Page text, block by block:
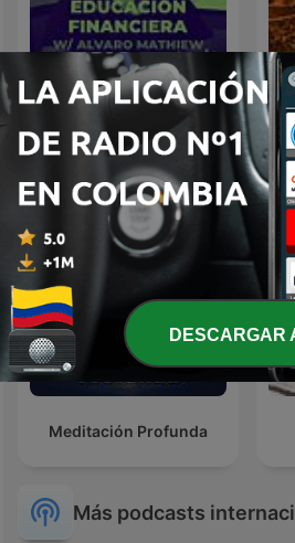
Educación Financiera
Meditación Profunda
Más podcasts
DESCARGAR